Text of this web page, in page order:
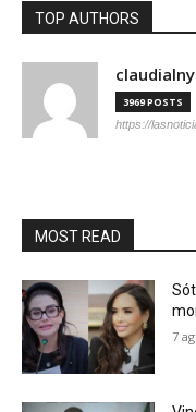
TOP AUTHORS
claudialny
3969 POSTS
https://
MOST READ
7